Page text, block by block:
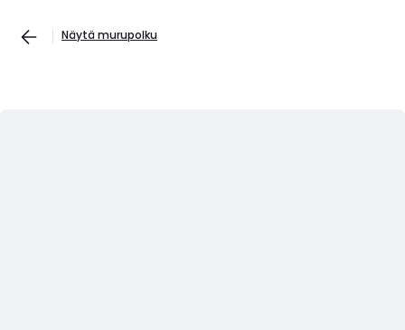
Näytä murupolku